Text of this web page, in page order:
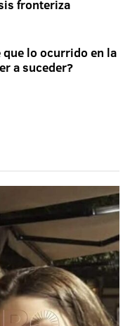
fronteriza
que lo ocurrido en la
a suceder?